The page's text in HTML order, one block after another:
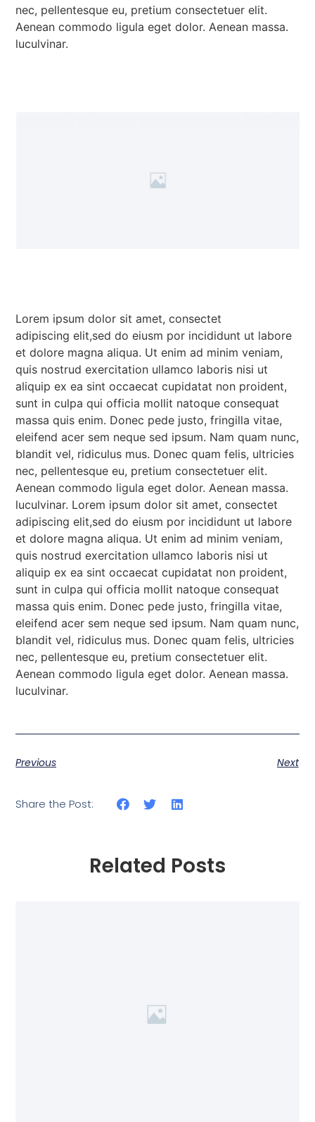
nec, pellentesque eu, pretium consectetuer elit.
Aenean commodo ligula eget dolor. Aenean massa.
luculvinar.
Lorem ipsum dolor sit amet, consectet
adipiscing elit,sed do eiusm por incididunt ut labore
et dolore magna aliqua. Ut enim ad minim veniam,
quis nostrud exercitation ullamco laboris nisi ut
aliquip ex ea sint occaecat cupidatat non proident,
sunt in culpa qui officia mollit natoque consequat
massa quis enim. Donec pede justo, fringilla vitae,
eleifend acer sem neque sed ipsum. Nam quam nunc,
blandit vel, ridiculus mus. Donec quam felis, ultricies
nec, pellentesque eu, pretium consectetuer elit.
Aenean commodo ligula eget dolor. Aenean massa.
luculvinar. Lorem ipsum dolor sit amet, consectet
adipiscing elit,sed do eiusm por incididunt ut labore
et dolore magna aliqua. Ut enim ad minim veniam,
quis nostrud exercitation ullamco laboris nisi ut
aliquip ex ea sint occaecat cupidatat non proident,
sunt in culpa qui officia mollit natoque consequat
massa quis enim. Donec pede justo, fringilla vitae,
eleifend acer sem neque sed ipsum. Nam quam nunc,
blandit vel, ridiculus mus. Donec quam felis, ultricies
nec, pellentesque eu, pretium consectetuer elit.
Aenean commodo ligula eget dolor. Aenean massa.
luculvinar.
Previous Next
Share the Post:
Related Posts